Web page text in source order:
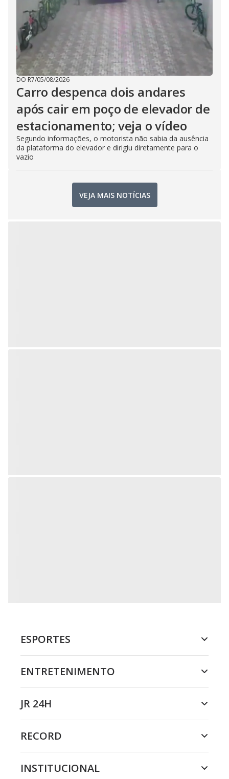
DO R7/05/08/2026
Carro despenca dois andares
após cair em poço de elevador de
estacionamento; veja o vídeo
Segundo informações, o motorista não sabia da ausência
da plataforma do elevador e dirigiu diretamente para o
vazio
VEJA MAIS NOTÍCIAS
ESPORTES
ENTRETENIMENTO
JR 24H
RECORD
INSTITUCIONAL